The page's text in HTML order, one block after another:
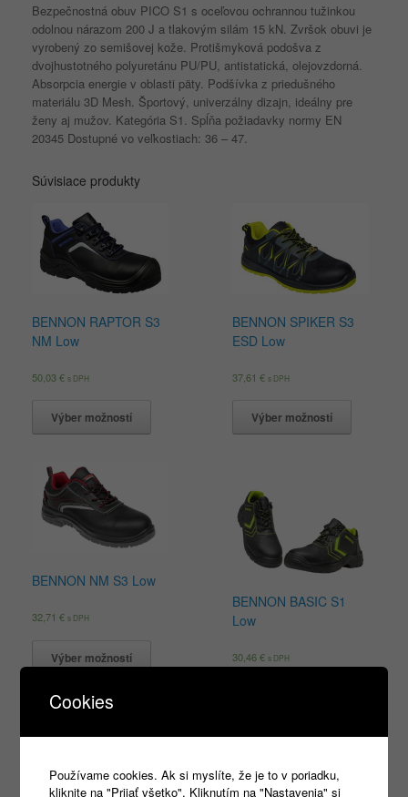
Bezpečnostná obuv PICO S1 s oceľovou ochrannou tužinkou
odolnou nárazom 200 J a tlakovým silám 15 kN. Zvršok obuvi je
vyrobený zo semišovej kože. Protišmyková podošva z
dvojhustotného polyuretánu PU/PU, antistatická, olejovzdorná.
Absorpcia energie v oblasti päty. Podšívka z priedušného
materiálu 3D Mesh. Športový, univerzálny dizajn, ideálny pre
ženy aj mužov. Kategória S1. Spĺňa požiadavky normy EN
20345 Dostupné vo veľkostiach: 36 – 47.
Súvisiace produkty
BENNON RAPTOR S3
NM Low
50,03€ s DPH
Výber možností
BENNON SPIKER S3
ESD Low
37,61€ s DPH
Výber možností
BENNON NM S3 Low
32,71 € s DPH
Výber možností
BENNON BASIC S1
Low
30,46€ s DPH
Cookies
Používame cookies. Ak si myslíte, že je to v poriadku,
kliknite na "Prijať všetko". Kliknutím na "Nastavenia" si